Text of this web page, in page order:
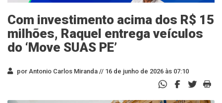
Com investimento acima dos R$ 15
milhões, Raquel entrega veículos
do ‘Move SUAS PE’
por Antonio Carlos Miranda // 16 de junho de 2026 às 07:10